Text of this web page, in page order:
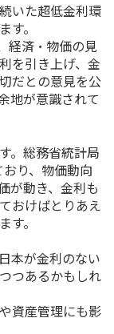
いた超低金利環
。
経済・物価の見
を引き上げ、金
だとの意見を公
地が意識されて
。総務省統計局
り、物価動向
が動き、金利も
おけばとりあえ
。
本が金利のない
つあるかもしれ
資産管理にも影